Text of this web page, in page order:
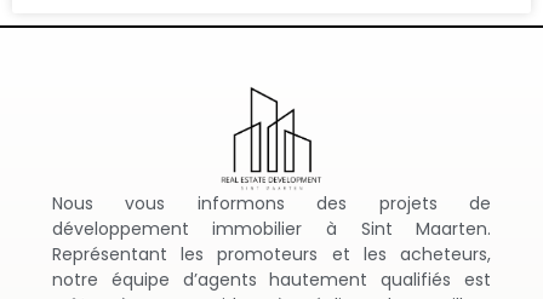
Nous vous informons des projets de
développement immobilier à Sint Maarten.
Représentant les promoteurs et les acheteurs,
notre équipe d’agents hautement qualifiés est